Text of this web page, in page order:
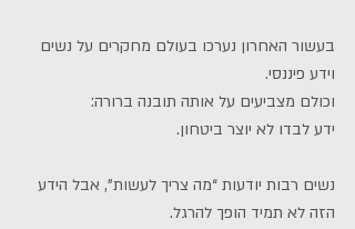
בעשור האחרון נערכו בעולם מחקרים על נשים
וידע פיננסי.
וכולם מצביעים על אותה תובנה ברורה:
ידע לבדו לא יוצר ביטחון.
נשים רבות יודעות “מה צריך לעשות”, אבל הידע
הזה לא תמיד הופך להרגל.